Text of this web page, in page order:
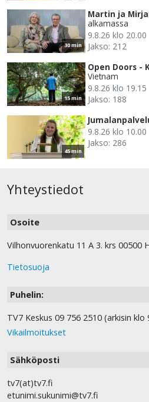
30 min
Martin ja
alkamassa
9.8.26 klo 20.00
Jakso: 212
15 min
Open Doors
Vietnam
9.8.26 klo 19.15
Jakso: 188
45 min
9.8.26 klo 10.00
Jakso: 286
Yhteystiedot
Osoite
Vilhonvuorenkatu 11 A 3. krs 00500
Tietosuoja
Puhelin:
TV7 Keskus 09 756 2510 (arkisin klo
Vikailmoitukset
Sähköposti
tv7(at)tv7.fi
etunimi.sukunimi@tv7.fi